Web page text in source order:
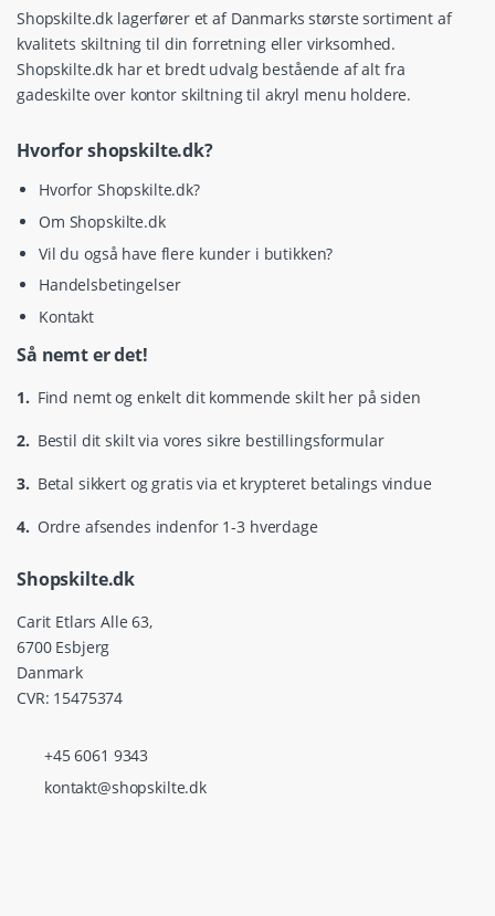
Shopskilte.dk lagerfører et af Danmarks største sortiment af
kvalitets skiltning til din forretning eller virksomhed.
Shopskilte.dk har et bredt udvalg bestående af alt fra
gadeskilte over kontor skiltning til akryl menu holdere.
Hvorfor shopskilte.dk?
Hvorfor Shopskilte.dk?
Om Shopskilte.dk
Vil du også have flere kunder i butikken?
Handelsbetingelser
Kontakt
Så nemt er det!
1. Find nemt og enkelt dit kommende skilt her på siden
2. Bestil dit skilt via vores sikre bestillingsformular
3. Betal sikkert og gratis via et krypteret betalings vindue
4. Ordre afsendes indenfor 1-3 hverdage
Shopskilte.dk
Carit Etlars Alle 63,
6700 Esbjerg
Danmark
CVR: 15475374
+45 6061 9343
kontakt@shopskilte.dk